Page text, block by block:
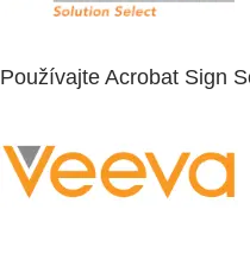
Používajte Acrobat Sign